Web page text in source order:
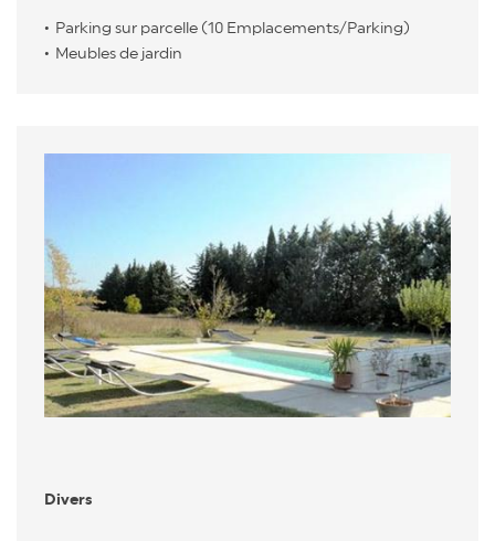
Parking sur parcelle (10 Emplacements/Parking)
Meubles de jardin
Divers